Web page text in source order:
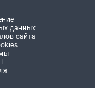
данных
сайта